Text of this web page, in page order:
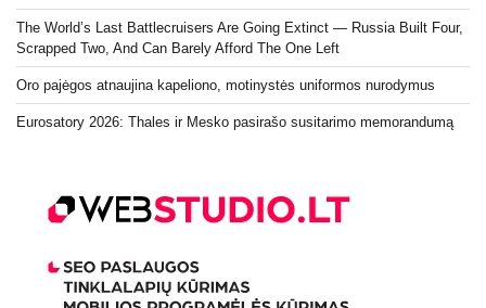
The World’s Last Battlecruisers Are Going Extinct — Russia Built Four,
Scrapped Two, And Can Barely Afford The One Left
Oro pajėgos atnaujina kapeliono, motinystės uniformos nurodymus
Eurosatory 2026: Thales ir Mesko pasirašo susitarimo memorandumą